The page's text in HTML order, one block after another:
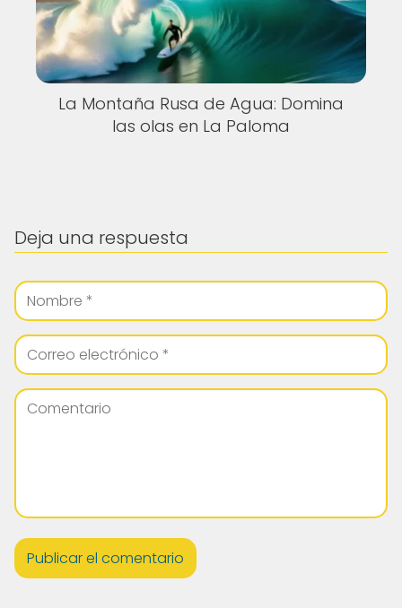
La Montaña Rusa de Agua: Domina
las olas en La Paloma
Deja una respuesta